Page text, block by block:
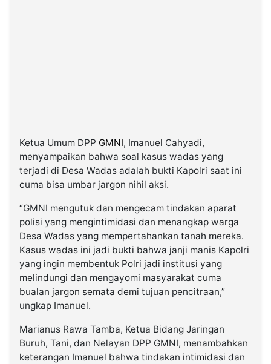
Ketua Umum DPP GMNI, Imanuel Cahyadi,
menyampaikan bahwa soal kasus wadas yang
terjadi di Desa Wadas adalah bukti Kapolri saat ini
cuma bisa umbar jargon nihil aksi.
“GMNI mengutuk dan mengecam tindakan aparat
polisi yang mengintimidasi dan menangkap warga
Desa Wadas yang mempertahankan tanah mereka.
Kasus wadas ini jadi bukti bahwa janji manis Kapolri
yang ingin membentuk Polri jadi institusi yang
melindungi dan mengayomi masyarakat cuma
bualan jargon semata demi tujuan pencitraan,”
ungkap Imanuel.
Marianus Rawa Tamba, Ketua Bidang Jaringan
Buruh, Tani, dan Nelayan DPP GMNI, menambahkan
keterangan Imanuel bahwa tindakan intimidasi dan